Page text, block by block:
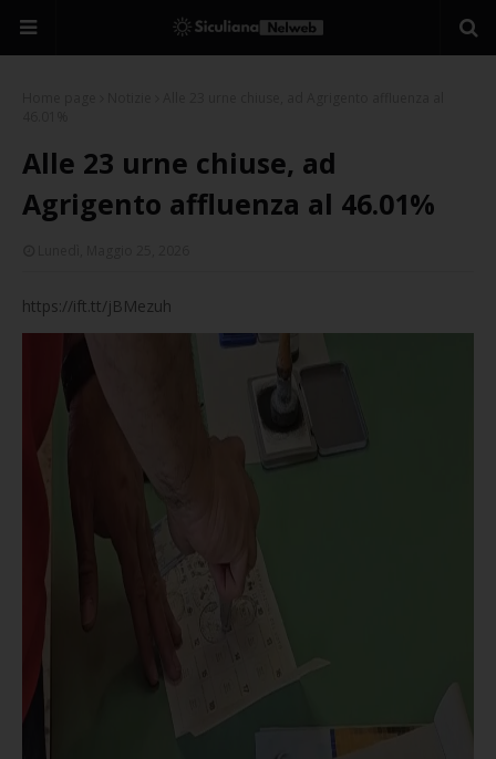
Alle 23 urne chiuse, ad
Agrigento affluenza al 46.01%
https://ift.tt/jBMezuh